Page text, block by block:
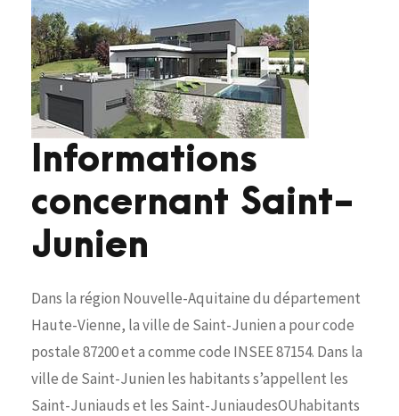
Informations
concernant Saint-
Junien
Dans la région Nouvelle-Aquitaine du département
Haute-Vienne, la ville de Saint-Junien a pour code
postale 87200 et a comme code INSEE 87154. Dans la
ville de Saint-Junien les habitants s’appellent les
Saint-Juniauds et les Saint-JuniaudesOUhabitants